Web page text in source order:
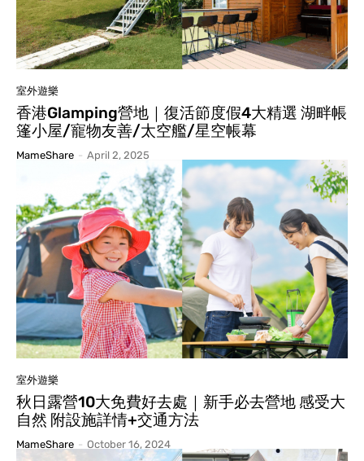
室外遊樂
香港Glamping營地｜復活節度假4大精選 湖畔帳
篷小屋/寵物友善/太空艦/星空帳幕
MameShare - April 2, 2025
室外遊樂
秋日露營10大免費好去處｜新手必去營地 感受大
自然 附設施詳情+交通方法
MameShare - October 16, 2024